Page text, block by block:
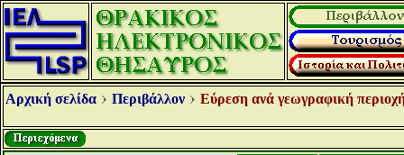
Αρχική σελίδα Περιβάλλον Εύρεση ανά γεωγραφική